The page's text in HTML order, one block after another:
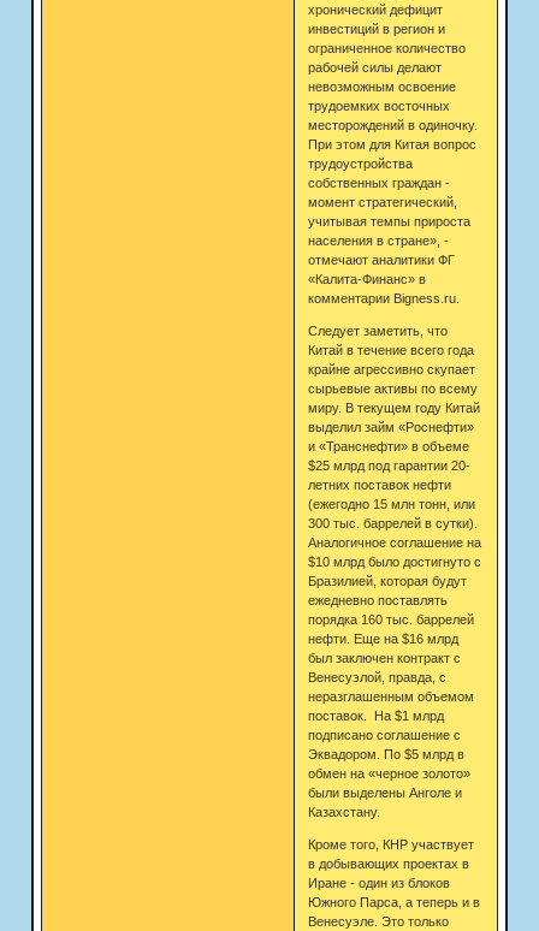
хронический дефицит
инвестиций в регион и
ограниченное количество
рабочей силы делают
невозможным освоение
трудоемких восточных
месторождений в одиночку.
При этом для Китая вопрос
трудоустройства
собственных граждан -
момент стратегический,
учитывая темпы прироста
населения в стране», -
отмечают аналитики ФГ
«Калита-Финанс» в
комментарии Bigness.ru.
Следует заметить, что
Китай в течение всего года
крайне агрессивно скупает
сырьевые активы по всему
миру. В текущем году Китай
выделил займ «Роснефти»
и «Транснефти» в объеме
$25 млрд под гарантии 20-
летних поставок нефти
(ежегодно 15 млн тонн, или
300 тыс. баррелей в сутки).
Аналогичное соглашение на
$10 млрд было достигнуто с
Бразилией, которая будут
ежедневно поставлять
порядка 160 тыс. баррелей
нефти. Еще на $16 млрд
был заключен контракт с
Венесуэлой, правда, с
неразглашенным объемом
поставок. На $1 млрд
подписано соглашение с
Эквадором. По $5 млрд в
обмен на «черное золото»
были выделены Анголе и
Казахстану.
Кроме того, КНР участвует
в добывающих проектах в
Иране - один из блоков
Южного Парса, а теперь и в
Венесуэле. Это только